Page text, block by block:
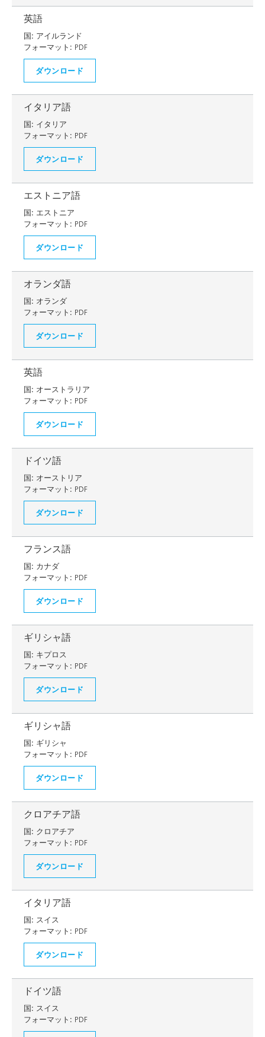
英語
国: アイルランド
フォーマット: PDF
ダウンロード
イタリア語
国: イタリア
フォーマット: PDF
ダウンロード
エストニア語
国: エストニア
フォーマット: PDF
ダウンロード
オランダ語
国: オランダ
フォーマット: PDF
ダウンロード
英語
国: オーストラリア
フォーマット: PDF
ダウンロード
ドイツ語
国: オーストリア
フォーマット: PDF
ダウンロード
フランス語
国: カナダ
フォーマット: PDF
ダウンロード
ギリシャ語
国: キプロス
フォーマット: PDF
ダウンロード
ギリシャ語
国: ギリシャ
フォーマット: PDF
ダウンロード
クロアチア語
国: クロアチア
フォーマット: PDF
ダウンロード
イタリア語
国: スイス
フォーマット: PDF
ダウンロード
ドイツ語
国: スイス
フォーマット: PDF